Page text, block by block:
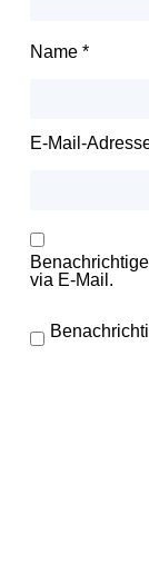
Name *
E-Mail-
via E-Mail.